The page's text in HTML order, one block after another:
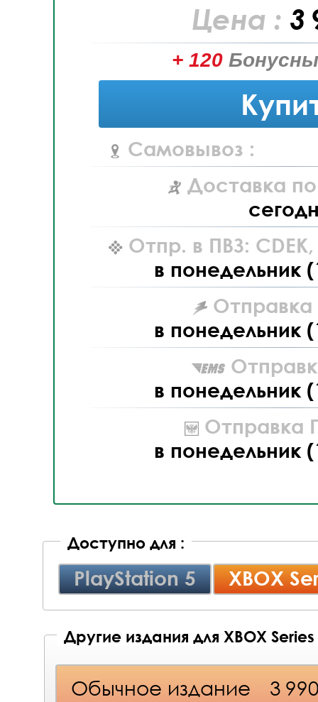
Цена : 3
+ 120
Самовывоз :
Доставка
Отпр. в ПВЗ: CDEK,
в понедельник
Отправка
в понедельник
в понедельник
Отправка
в понедельник
Доступно для :
PlayStation 5 XBOX
Другие издания для XBOX Series
Обычное издание 3